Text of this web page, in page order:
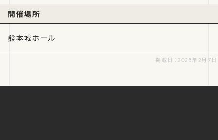
開催場所
熊本城ホール
掲載日：2025年2月7日